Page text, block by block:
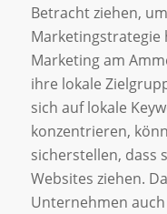
Betracht ziehen,
Marketingstrategie
Marketing am
ihre lokale
sich auf lokale
konzentrieren,
sicherstellen, dass
Websites ziehen.
Unternehmen